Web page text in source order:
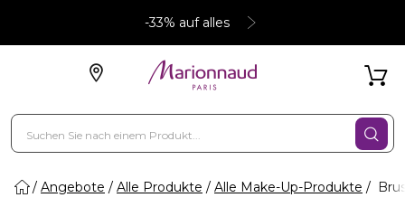
-33% auf alles
Angebote Alle Produkte Alle Make-Up-Produkte